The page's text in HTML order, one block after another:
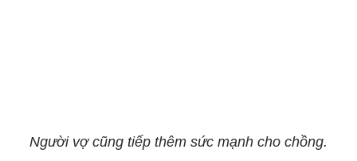
Người vợ cũng tiếp thêm sức mạnh cho chồng.